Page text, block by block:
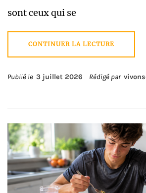
sont ceux qui se
CONTINUER LA LECTURE
Publié le 3 juillet 2026 Rédigé par